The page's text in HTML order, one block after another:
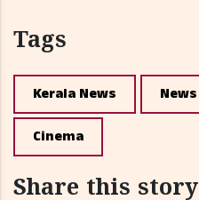
Tags
Kerala News News
Cinema
Share this story